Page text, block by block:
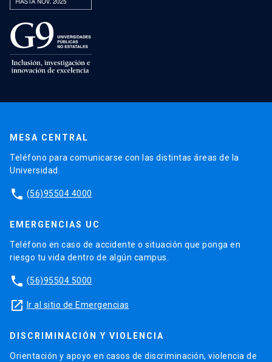
MESA CENTRAL
Teléfono para comunicarse con las distintas áreas de la
Universidad.
phone (56)95504 4000
EMERGENCIAS UC
Teléfono en caso de accidente o situación que ponga en
riesgo tu vida dentro de algún campus.
phone (56)95504 5000
launch Ir al sitio de Emergencias
DISCRIMINACIÓN Y VIOLENCIA
Orientación y apoyo en casos de discriminación, violencia de